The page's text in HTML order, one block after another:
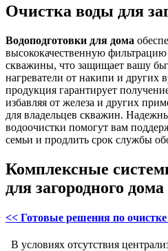
Очистка воды для
Водоподготовки для дома
высококачественную
скважины, что защищает вашу
нагреватели от накипи и других
продукция гарантирует
избавляя от железа и других
для владельцев скважин.
водоочистки помогут вам
семьи и продлить срок службы
Комплексные
для загородного дома
<< Готовые решения по
В условиях отсутствия